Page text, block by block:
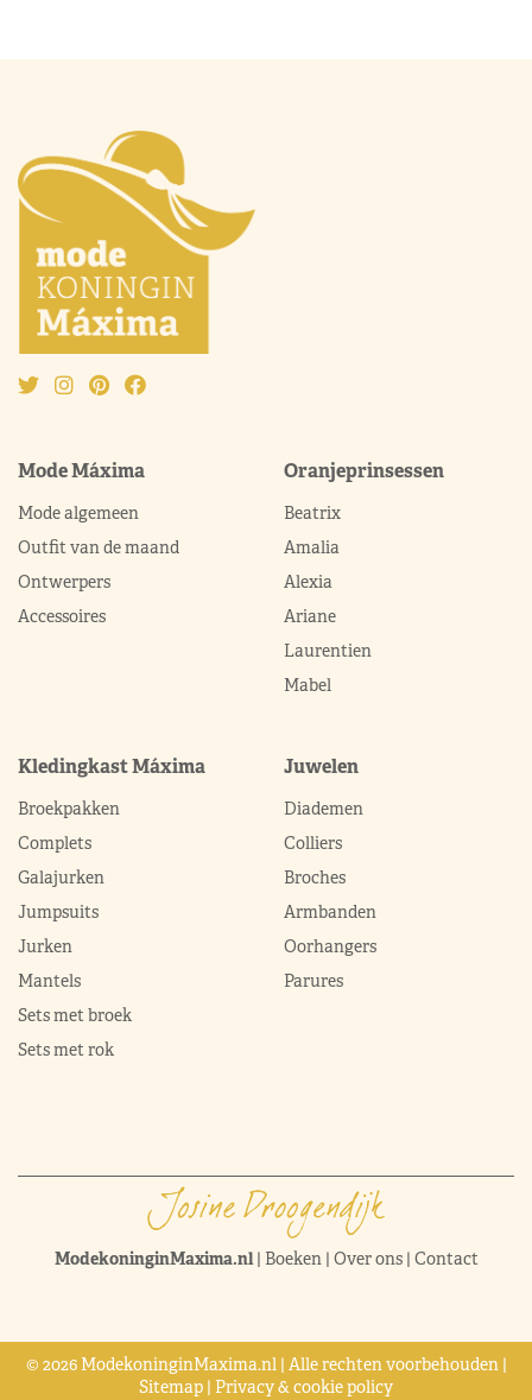
Mode Máxima
Mode algemeen
Outfit van de maand
Ontwerpers
Accessoires
Oranjeprinsessen
Beatrix
Amalia
Alexia
Ariane
Laurentien
Mabel
Kledingkast Máxima
Broekpakken
Complets
Galajurken
Jumpsuits
Jurken
Mantels
Sets met broek
Sets met rok
Juwelen
Diademen
Colliers
Broches
Armbanden
Oorhangers
Parures
ModekoninginMaxima.nl| Boeken| Over ons| Contact
© 2026 ModekoninginMaxima.nl | Alle rechten voorbehouden |
Sitemap | Privacy & cookie policy